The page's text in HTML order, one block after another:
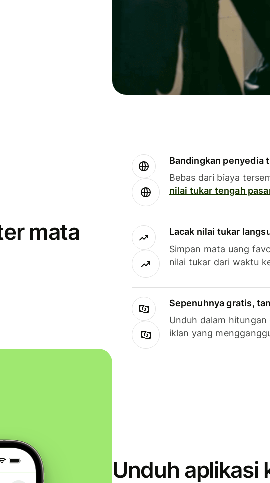
mata
Bandingkan penyedia
Bebas dari biaya
nilai tukar tengah
Lacak nilai tukar
Simpan mata uang
nilai tukar dari waktu
Sepenuhnya gratis,
Unduh dalam
iklan yang
Unduh aplikasi